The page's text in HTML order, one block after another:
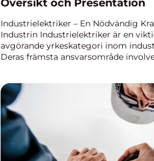
Översikt och Presentation
Industrielektriker – En Nödvändig
Industrin Industrielektriker är en
avgörande yrkeskategori inom
Deras främsta ansvarsområde